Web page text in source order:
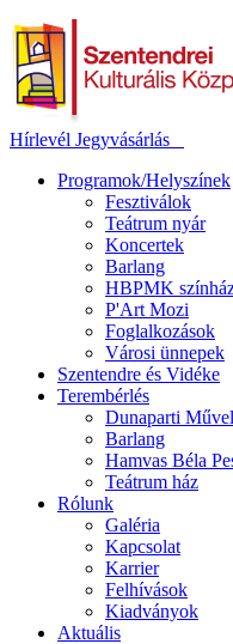
Hírlevél Jegyvásárlás
Programok/Helyszínek
Fesztiválok
Teátrum nyár
Koncertek
Barlang
HBPMK
P'Art Mozi
Foglalkozások
Városi ünnepek
Szentendre és Vidéke
Terembérlés
Dunaparti
Barlang
Hamvas Béla
Teátrum ház
Rólunk
Galéria
Kapcsolat
Karrier
Felhívások
Kiadványok
Aktuális